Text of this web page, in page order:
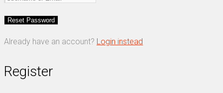
Already have an account? Login instead
Register